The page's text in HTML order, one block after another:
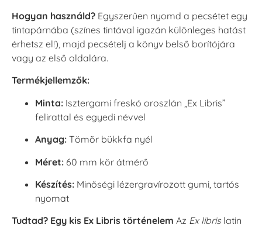
Hogyan használd? Egyszerűen nyomd a pecsétet egy
tintapárnába (színes tintával igazán különleges hatást
érhetsz el!), majd pecsételj a könyv belső borítójára
vagy az első oldalára.
Termékjellemzők:
Minta: Isztergami freskó oroszlán „Ex Libris”
felirattal és egyedi névvel
Anyag: Tömör bükkfa nyél
Méret: 60 mm kör átmérő
Készítés: Minőségi lézergravírozott gumi, tartós
nyomat
Tudtad? Egy kis Ex Libris történelem Az Ex libris latin